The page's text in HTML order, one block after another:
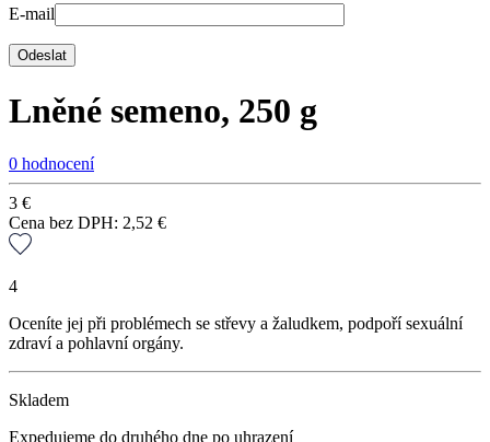
E-mail
Lněné semeno, 250 g
0 hodnocení
3 €
Cena bez DPH: 2,52 €
4
Oceníte jej při problémech se střevy a žaludkem, podpoří sexuální
zdraví a pohlavní orgány.
Skladem
Expedujeme do druhého dne po uhrazení